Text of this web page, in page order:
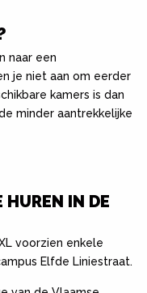
naar een
je niet aan om eerder
kamers is dan
minder aantrekkelijke
HUREN IN DE
voorzien enkele
Elfde Liniestraat.